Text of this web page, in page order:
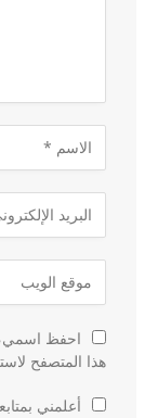
احفظ اسمي،
هذا المتصفح
أعلمني